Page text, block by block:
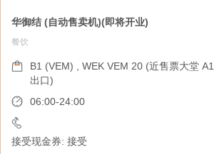
Zero Travity (自动售卖机) (营业至6月18日)
健康美容
B1 , WEK VEM 20 (近售票大堂 A1 出口)
06:00-24:00
华御结 (自动售卖机)(即将开业)
餐饮
B1 (VEM) , WEK VEM 20 (近售票大堂 A1
出口)
06:00-24:00
接受现金券: 接受